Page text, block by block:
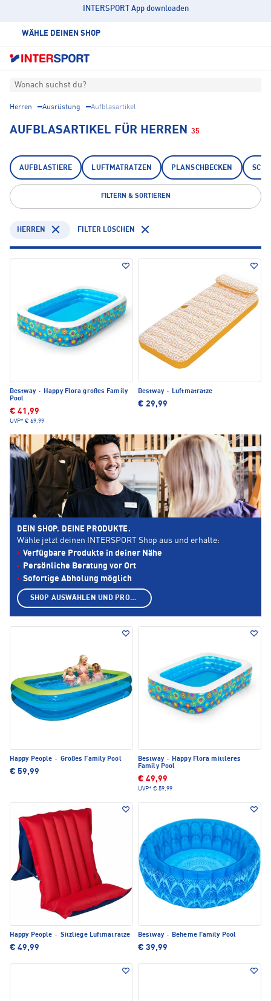
INTERSPORT App downloaden
WÄHLE DEINEN SHOP
Wonach suchst du?
Herren Ausrüstung Aufblasartikel
AUFBLASARTIKEL FÜR HERREN 35
AUFBLASTIERE LUFTMATRATZEN PLANSCHBECKEN
FILTERN & SORTIEREN
HERREN FILTER LÖSCHEN
Bestway ·
Happy Flora großes Family
Pool
€ 41,99
UVP* € 69,99
Bestway · Luftmatratze
€ 29,99
Happy People · Großes Family Pool
€ 59,99
Bestway · Happy Flora mittleres
Family Pool
€ 49,99
UVP* € 59,99
Happy People · Sitzliege Luftmatratze
€ 49,99
Bestway · Beheme Family Pool
€ 39,99
DEIN SHOP. DEINE PRODUKTE.
Wähle jetzt deinen INTERSPORT Shop aus und erhalte:
Verfügbare Produkte in deiner Nähe
Persönliche Beratung vor Ort
Sofortige Abholung möglich
SHOP AUSWÄHLEN UND PRODUKTE ANZEIGEN